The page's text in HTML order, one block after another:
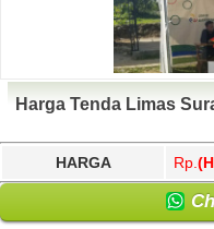
Harga Tenda Limas
HARGA Rp.